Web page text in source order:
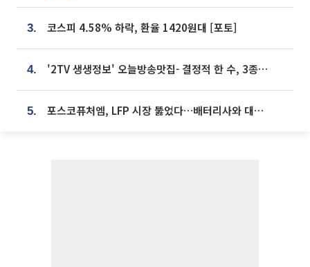
3. 코스피 4.58% 하락, 환율 1420원대 [포토]
4. '2TV 생생정보' 오늘방송맛집- 결정적 한 수, 3종 메밀면! 메밀 소바 맛집 '의○○○○'
5. 포스코퓨처엠, LFP 시장 뚫었다…배터리사와 대규모 장기 공급 합의